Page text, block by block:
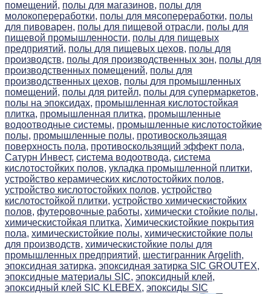
помещений, полы для магазинов, полы для
молокопереработки, полы для мясопереработки, полы
для пивоварен, полы для пищевой отрасли, полы для
пищевой промышленности, полы для пищевых
предприятий, полы для пищевых цехов, полы для
производств, полы для производственных зон, полы для
производственных помещений, полы для
производственных цехов, полы для промышленных
помещений, полы для ритейл, полы для супермаркетов,
полы на эпоксидах, промышленная кислотостойкая
плитка, промышленная плитка, промышленные
водоотводные системы, промышленные кислотостойкие
полы, промышленные полы, противоскользящая
поверхность пола, противоскользящий эффект пола,
Сатурн Инвест, система водоотвода, система
кислотостойких полов, укладка промышленной плитки,
устройство керамических кислотостойких полов,
устройство кислотостойких полов, устройство
кислотостойкой плитки, устройство химическистойких
полов, футеровочные работы, химически стойкие полы,
химическистойкая плитка, Химическистойкие покрытия
пола, химическистойкие полы, химическистойкие полы
для производств, химическистойкие полы для
промышленных предприятий, шестигранник Argelith,
эпоксидная затирка, эпоксидная затирка SIC GROUTEX,
эпоксидные материалы SIC, эпоксидный клей,
эпоксидный клей SIC KLEBEX, эпоксиды SIC